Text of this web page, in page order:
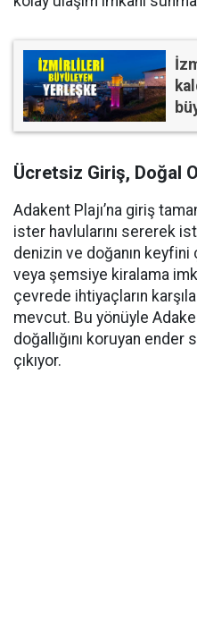
Ücretsiz Giriş, Doğal
Adakent Plajı’na giriş
ister havlularını sererek
denizin ve doğanın keyfini
veya şemsiye kiralama
çevrede ihtiyaçların
mevcut. Bu yönüyle
doğallığını koruyan
çıkıyor.